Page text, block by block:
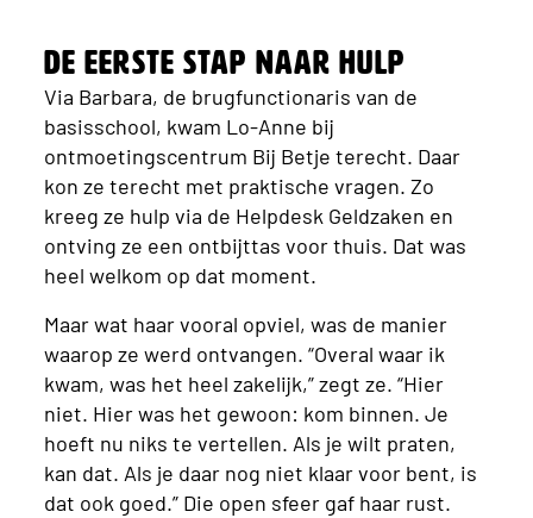
De eerste stap naar hulp
Via Barbara, de brugfunctionaris van de
basisschool, kwam Lo-Anne bij
ontmoetingscentrum Bij Betje terecht. Daar
kon ze terecht met praktische vragen. Zo
kreeg ze hulp via de Helpdesk Geldzaken en
ontving ze een ontbijttas voor thuis. Dat was
heel welkom op dat moment.
Maar wat haar vooral opviel, was de manier
waarop ze werd ontvangen. “Overal waar ik
kwam, was het heel zakelijk,” zegt ze. “Hier
niet. Hier was het gewoon: kom binnen. Je
hoeft nu niks te vertellen. Als je wilt praten,
kan dat. Als je daar nog niet klaar voor bent, is
dat ook goed.” Die open sfeer gaf haar rust.